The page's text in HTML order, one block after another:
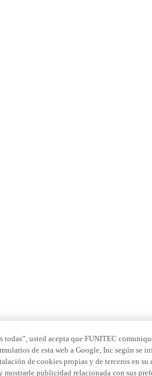
todas”, usted acepta que FUNITEC
de esta web a Google, Inc según se
de cookies propias y de terceros en
mostrarle publicidad relacionada con sus